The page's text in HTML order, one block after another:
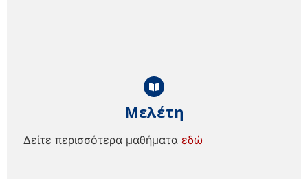
Μελέτη
Δείτε περισσότερα μαθήματα εδώ